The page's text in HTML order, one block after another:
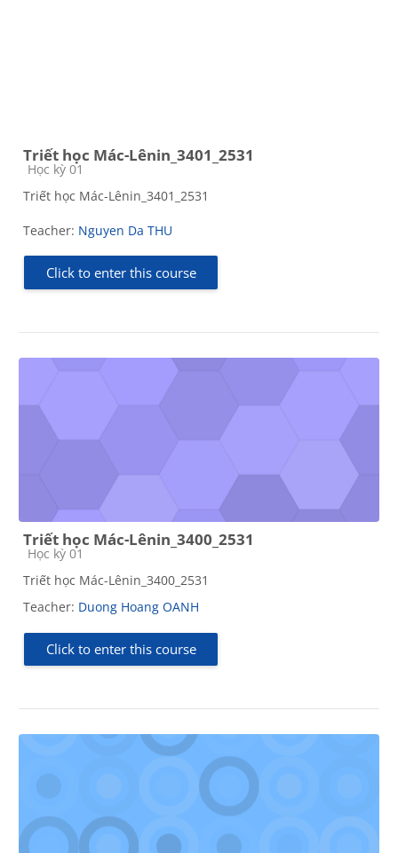
Triết học Mác-Lênin_3401_2531
Course category
Học kỳ 01
Triết học Mác-Lênin_3401_2531
Teacher: Nguyen Da THU
Click to enter this course
Triết học Mác-Lênin_3400_2531
Course category
Học kỳ 01
Triết học Mác-Lênin_3400_2531
Teacher: Duong Hoang OANH
Click to enter this course